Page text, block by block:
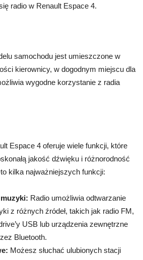
radio w Renault Espace 4.
samochodu jest umieszczone w
kierownicy, w dogodnym miejscu dla
wygodne korzystanie z radia
Espace 4 oferuje wiele funkcji, które
jakość dźwięku i różnorodność
kilka najważniejszych funkcji:
Radio umożliwia odtwarzanie
z różnych źródeł, takich jak radio FM,
USB lub urządzenia zewnętrzne
Bluetooth.
Możesz słuchać ulubionych stacji